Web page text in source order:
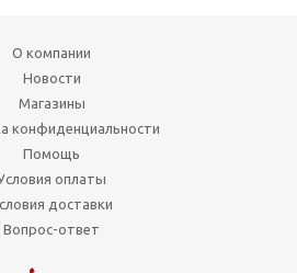
О компании
Новости
Магазины
конфиденциальности
Помощь
оплаты
доставки
Вопрос-ответ